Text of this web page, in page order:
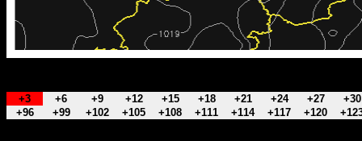
+3 +6 +9 +12 +15 +18 +21 +24 +27
+30
+96
+99 +102 +105 +108 +111 +114 +117 +120